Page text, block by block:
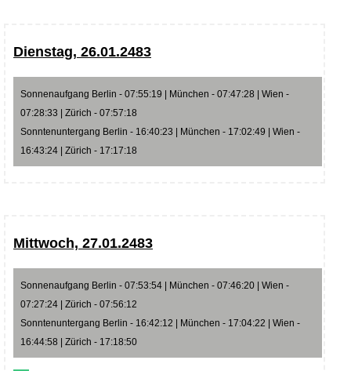
Dienstag, 26.01.2483
Sonnenaufgang Berlin - 07:55:19 | München - 07:47:28 | Wien -
07:28:33 | Zürich - 07:57:18
Sonntenuntergang Berlin - 16:40:23 | München - 17:02:49 | Wien -
16:43:24 | Zürich - 17:17:18
Mittwoch, 27.01.2483
Sonnenaufgang Berlin - 07:53:54 | München - 07:46:20 | Wien -
07:27:24 | Zürich - 07:56:12
Sonntenuntergang Berlin - 16:42:12 | München - 17:04:22 | Wien -
16:44:58 | Zürich - 17:18:50